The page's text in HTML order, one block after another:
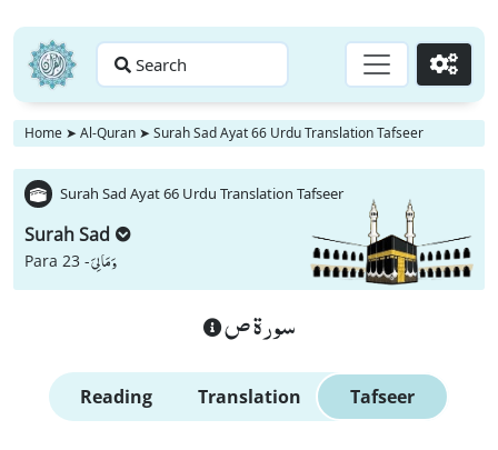
Search Go
Home ➤ Al-Quran ➤ Surah Sad Ayat 66 Urdu Translation Tafseer
Surah Sad Ayat 66 Urdu Translation Tafseer
Surah Sad
Para 23 -وَ مَا لِیَ
سورة ص
Reading Translation Tafseer